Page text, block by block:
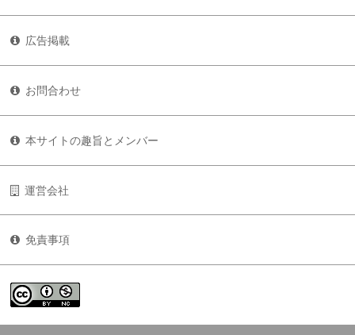
広告掲載
お問合わせ
本サイトの趣旨とメンバー
運営会社
免責事項